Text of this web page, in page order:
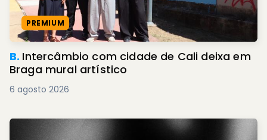
PREMIUM
B. Intercâmbio com cidade de Cali deixa em
Braga mural artístico
6 agosto 2026